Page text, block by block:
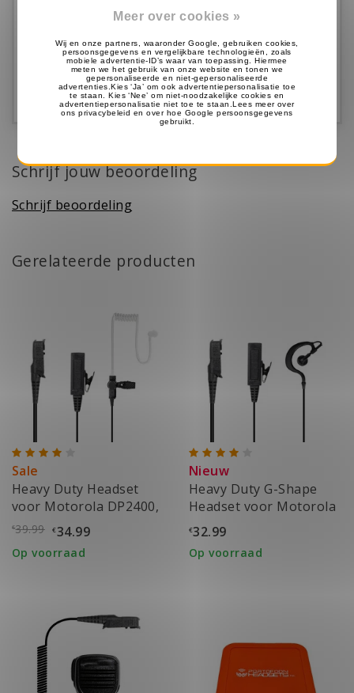
21/10/2022
snelle levering
Schrijf jouw beoordeling
Schrijf beoordeling
Gerelateerde producten
Sale
Heavy Duty Headset
voor Motorola DP2400,
DP2600
€39.99 €34.99
Op voorraad
Nieuw
Heavy Duty G-Shape
Headset voor Motorola
DP2400, DP2600
€32.99
Op voorraad
Meer over cookies »